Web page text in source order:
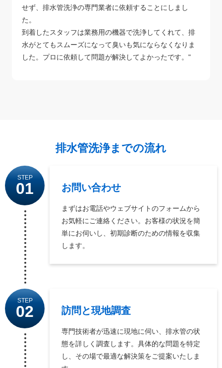
せず、排水管洗浄の専門業者に依頼することにしまし
た。
到着したスタッフは業務用の機器で洗浄してくれて、排
水がとてもスムーズになって臭いも気にならなくなりま
した。プロに依頼して問題が解決してよかったです。"
排水管洗浄までの流れ
STEP
01 お問い合わせ
まずはお電話やウェブサイトのフォームから
お気軽にご連絡ください。お客様の状況を簡
単にお伺いし、初期診断のための情報を収集
します。
STEP
02 訪問と現地調査
専門技術者が迅速に現地に伺い、排水管の状
態を詳しく調査します。具体的な問題を特定
し、その場で最適な解決策をご提案いたしま